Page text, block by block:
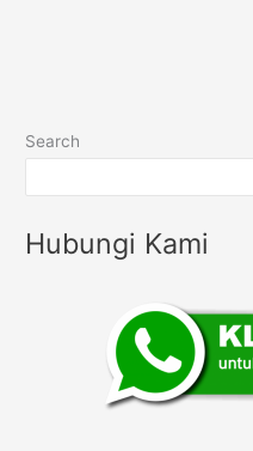
Search
Hubungi Kami